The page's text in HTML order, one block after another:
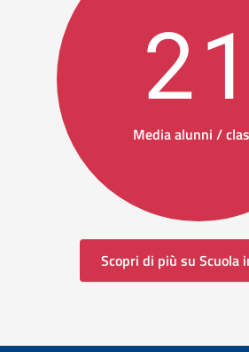
21
Media alunni /
Scopri di più su Scuola